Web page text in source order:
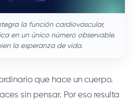
la función cardiovascular,
en un único número observable.
la esperanza de vida.
que hace un cuerpo.
sin pensar. Por eso resulta